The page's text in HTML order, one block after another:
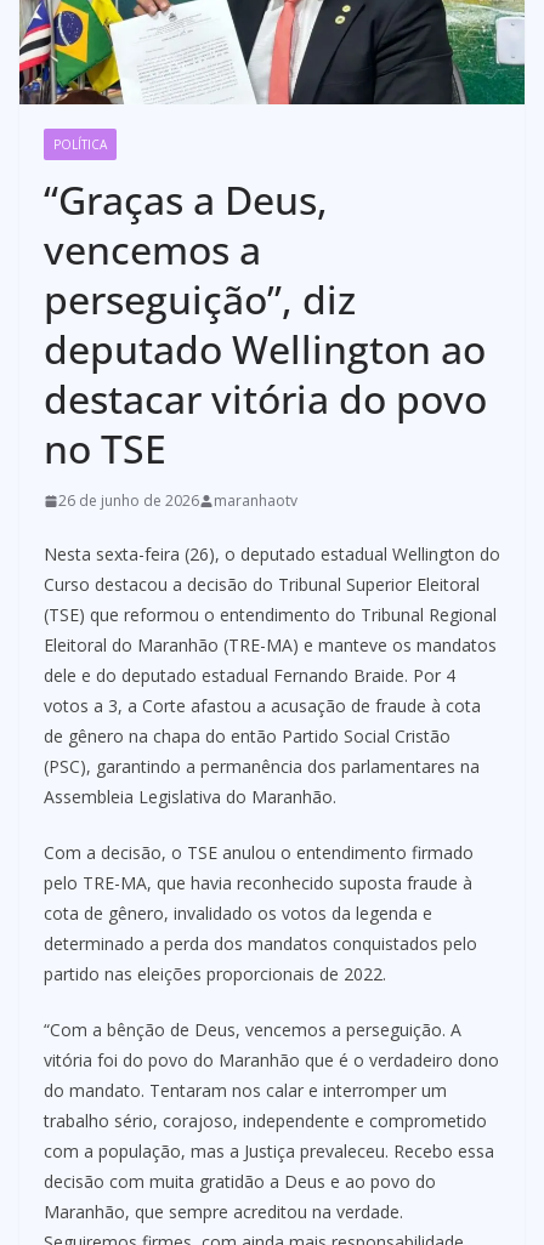
POLÍTICA
“Graças a Deus,
vencemos a
perseguição”, diz
deputado Wellington ao
destacar vitória do povo
no TSE
26 de junho de 2026 maranhaotv
Nesta sexta-feira (26), o deputado estadual Wellington do
Curso destacou a decisão do Tribunal Superior Eleitoral
(TSE) que reformou o entendimento do Tribunal Regional
Eleitoral do Maranhão (TRE-MA) e manteve os mandatos
dele e do deputado estadual Fernando Braide. Por 4
votos a 3, a Corte afastou a acusação de fraude à cota
de gênero na chapa do então Partido Social Cristão
(PSC), garantindo a permanência dos parlamentares na
Assembleia Legislativa do Maranhão.
Com a decisão, o TSE anulou o entendimento firmado
pelo TRE-MA, que havia reconhecido suposta fraude à
cota de gênero, invalidado os votos da legenda e
determinado a perda dos mandatos conquistados pelo
partido nas eleições proporcionais de 2022.
“Com a bênção de Deus, vencemos a perseguição. A
vitória foi do povo do Maranhão que é o verdadeiro dono
do mandato. Tentaram nos calar e interromper um
trabalho sério, corajoso, independente e comprometido
com a população, mas a Justiça prevaleceu. Recebo essa
decisão com muita gratidão a Deus e ao povo do
Maranhão, que sempre acreditou na verdade.